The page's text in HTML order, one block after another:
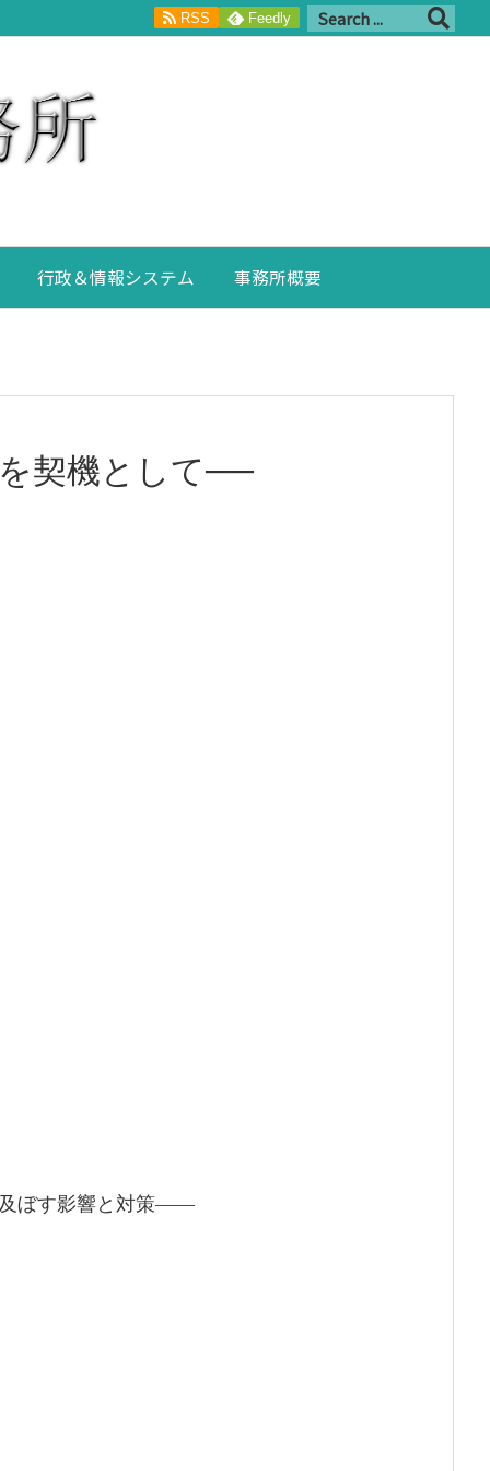
行政＆情報システム 事務所概要
RSS Feedly
契機として──
及ぼす影響と対策――